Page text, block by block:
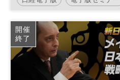
Space NIO
開催
終了